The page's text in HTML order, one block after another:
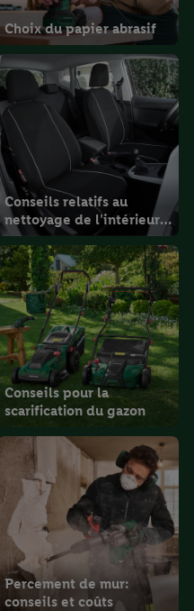
Choix du papier abrasif
Conseils relatifs au
nettoyage de l’intérieur
d’un véhicule
Conseils pour la
scarification du gazon
Percement de mur:
conseils et coûts